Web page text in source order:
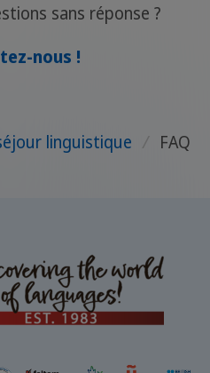
sans réponse ?
nous !
linguistique / FAQ